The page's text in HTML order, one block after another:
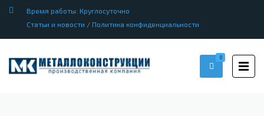
Время работы: Круглосуточно
Статьи и новости / Политика конфиденциальности
0